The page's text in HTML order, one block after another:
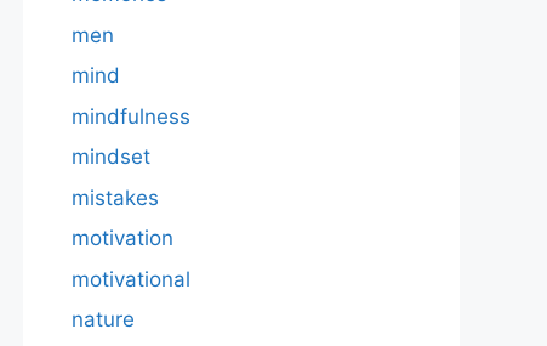
men
mind
mindfulness
mindset
mistakes
motivation
motivational
nature